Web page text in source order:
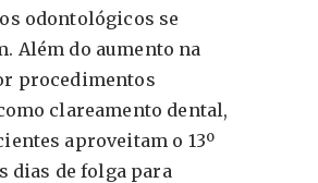
odontológicos se
Além do aumento na
procedimentos
clareamento dental,
aproveitam o 13º
dias de folga para